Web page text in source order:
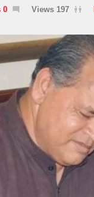
197 Views
0 comments